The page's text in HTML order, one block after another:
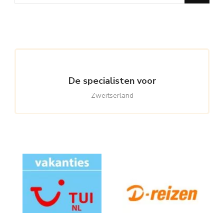
De specialisten voor
Zweitserland